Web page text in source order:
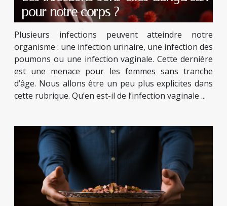
pour notre corps ?
Plusieurs infections peuvent atteindre notre
organisme : une infection urinaire, une infection des
poumons ou une infection vaginale. Cette dernière
est une menace pour les femmes sans tranche
d’âge. Nous allons être un peu plus explicites dans
cette rubrique. Qu’en est-il de l’infection vaginale ...